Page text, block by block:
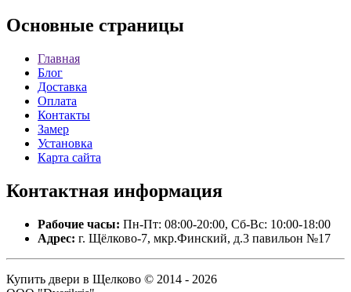
Основные страницы
Главная
Блог
Доставка
Оплата
Контакты
Замер
Установка
Карта сайта
Контактная информация
Рабочие часы: Пн-Пт: 08:00-20:00, Сб-Вс: 10:00-18:00
Адрес: г. Щёлково-7, мкр.Финский, д.3 павильон №17
Купить двери в Щелково © 2014 - 2026